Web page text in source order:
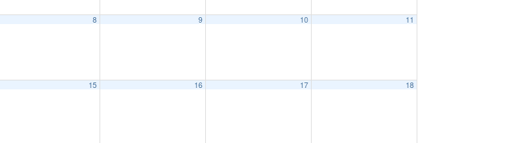
8 9 10 11
15 16 17 18